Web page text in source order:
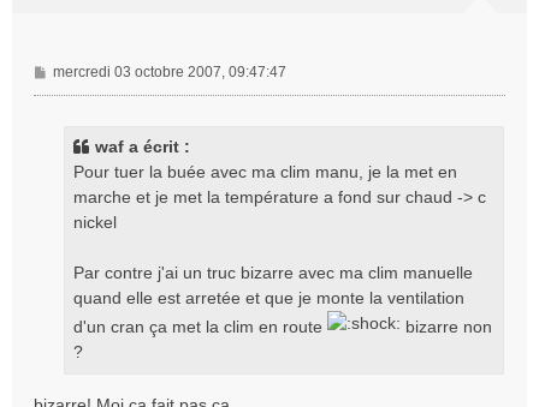
M
e
mercredi 03 octobre 2007, 09:47:47
waf a écrit :
Pour tuer la buée avec ma clim manu, je la met en
marche et je met la température a fond sur chaud -> c
nickel
Par contre j'ai un truc bizarre avec ma clim manuelle
quand elle est arretée et que je monte la ventilation
d'un cran ça met la clim en route
bizarre non
?